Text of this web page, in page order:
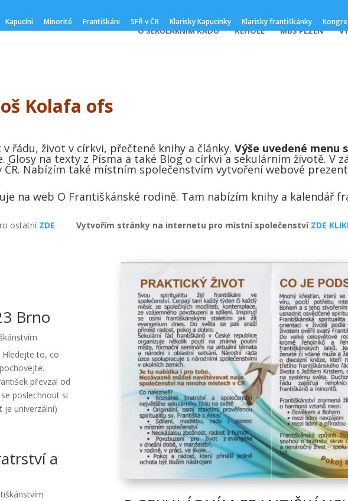
Kapucíni Minorité Františkáni SFŘ v ČR Klarisky Kapucinky Klarisky františkánky
O SEKULÁRNÍM ŘÁDU ŘEHOLE MBS PLZEŇ
Kolafa ofs
řádu, život v církvi, přečtené knihy a články.Výše uvedené menu
Glosy na texty z Písma a také Blog o církvi a sekulárním životě. V
Nabízím také místním společenstvím vytvoření webové
na web O Františkánské rodině. Tam nabízím knihy a kalendář
ostatníZDE Vytvořím stránky na internetu pro místní společenství ZDE
Brno
Hledejte to, co
převzal od
poslechnout si
je univerzální)
a